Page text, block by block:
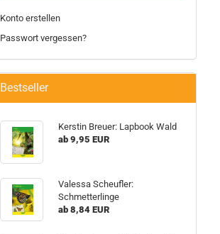
Konto erstellen
Passwort vergessen?
Bestseller
Kerstin Breuer: Lapbook Wald
ab 9,95 EUR
Valessa Scheufler:
Schmetterlinge
ab 8,84 EUR